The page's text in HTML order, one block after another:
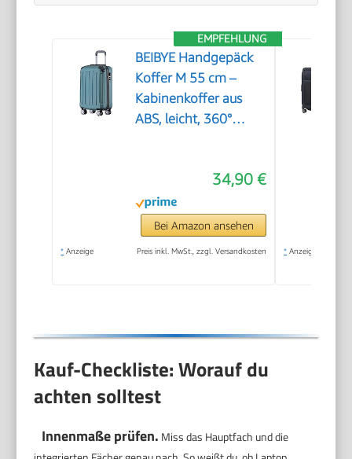
EMPFEHLUNG
BEIBYE Handgepäck
Koffer M 55 cm –
Kabinenkoffer aus
ABS, leicht, 360°
Dunkelgruen
34,90 €
Bei Amazon ansehen
* Anzeige Preis inkl. MwSt., zzgl. Versandkosten * Anzeige
Kauf-Checkliste: Worauf du
achten solltest
Innenmaße prüfen. Miss das Hauptfach und die